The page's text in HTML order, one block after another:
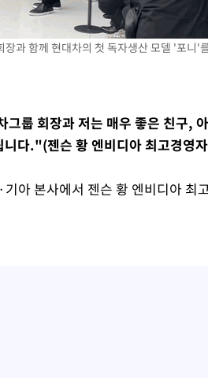
과 함께 현대차의 첫 독자생산 모델 '포니'
그룹 회장과 저는 매우 좋은 친구,
다."(젠슨 황 엔비디아 최고경영
아 본사에서 젠슨 황 엔비디아 최